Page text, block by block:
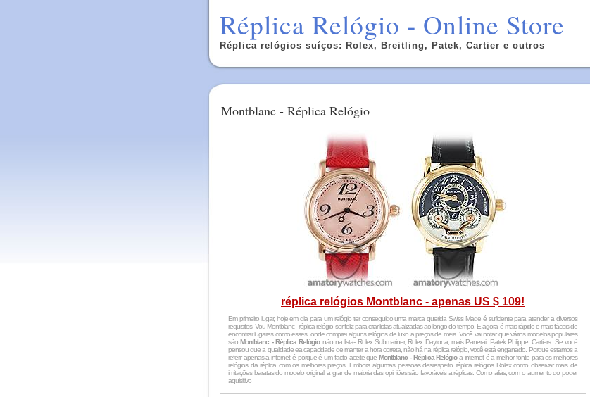
Réplica Relógio - Online Store
Réplica relógios suíços: Rolex, Breitling, Patek, Cartier e outros
Montblanc - Réplica Relógio
réplica relógios Montblanc - apenas US $ 109!
Em primeiro lugar, hoje em dia para um relógio ter conseguido uma marca querida Swiss Made é suficiente para atender a diversos
requisitos. Vou Montblanc - réplica relógio ser feliz para criar listas atualizadas ao longo do tempo. E agora é mais rápido e mais fáceis de
encontrar lugares como esses, onde comprei alguns relógios de luxo a preços de meia. Você vai notar que vários modelos populares
sãoMontblanc - Réplica Relógionão na lista- Rolex Submariner, Rolex Daytona, mais Panerai, Patek Philippe, Cartiers. Se você
pensou que a qualidade ea capacidade de manter a hora correta, não há na réplica relógio, você está enganado. Porque estamos a
referir apenas a internet é porque é um facto aceite queMontblanc - Réplica Relógioa internet é a melhor fonte para os melhores
relógios da réplica com os melhores preços. Embora algumas pessoas desrespeito réplica relógios Rolex como observar mais de
imitações baratas do modelo original, a grande maioria das opiniões são favoráveis a réplicas. Como aliás, com o aumento do poder
aquisitivo